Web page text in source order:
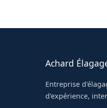
Achard
Entreprise
d'expérience,